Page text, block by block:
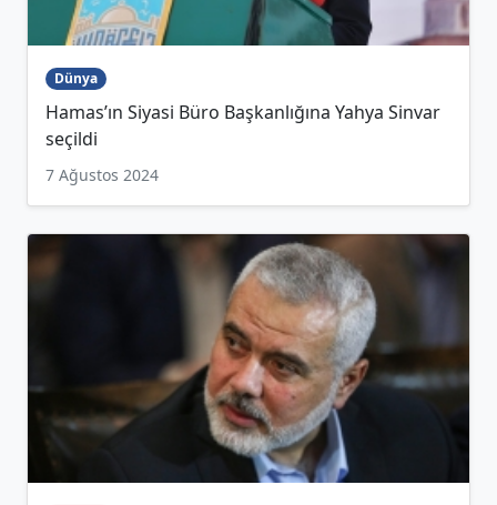
Dünya
Hamas’ın Siyasi Büro Başkanlığına Yahya Sinvar
seçildi
7 Ağustos 2024